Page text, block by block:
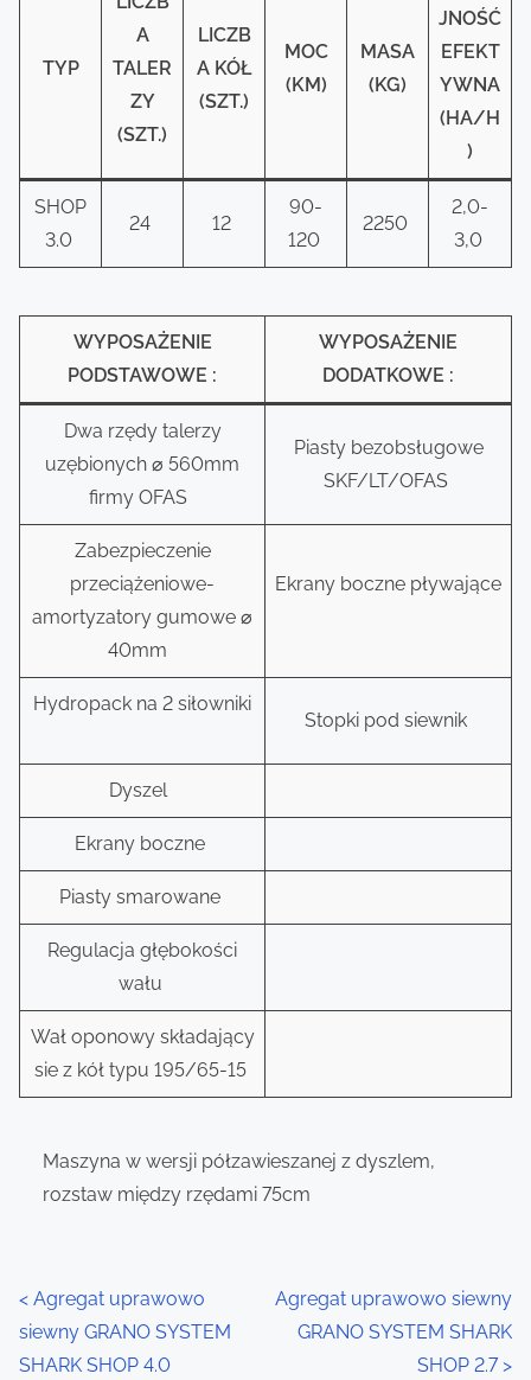
TYP
A
TALER
ZY
(SZT.)
LICZB
A KÓŁ
(SZT.)
MOC
(KM)
MASA
(KG)
JNOŚĆ
EFEKT
YWNA
(HA/H
)
SHOP
3.0
24 12
90-
120
2250
2,0-
3,0
WYPOSAŻENIE
PODSTAWOWE :
WYPOSAŻENIE
DODATKOWE :
Dwa rzędy talerzy
uzębionych ⌀ 560mm
firmy OFAS
Piasty bezobsługowe
SKF/LT/OFAS
Zabezpieczenie
przeciążeniowe-
amortyzatory gumowe ⌀
40mm
Ekrany boczne pływające
Hydropack na 2 siłowniki
Stopki pod siewnik
Dyszel
Ekrany boczne
Piasty smarowane
Regulacja głębokości
wału
Wał oponowy składający
sie z kół typu 195/65-15
Maszyna w wersji półzawieszanej z dyszlem,
rozstaw między rzędami 75cm
P
o
< Agregat uprawowo
siewny GRANO SYSTEM
SHARK SHOP 4.0
Agregat uprawowo siewny
GRANO SYSTEM SHARK
SHOP 2.7>